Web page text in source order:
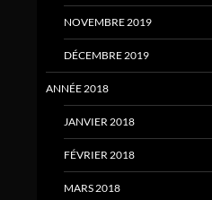
NOVEMBRE 2019
DÉCEMBRE 2019
ANNÉE 2018
JANVIER 2018
FÉVRIER 2018
MARS 2018